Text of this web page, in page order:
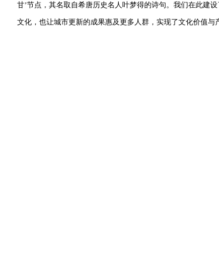
甘’节点，其名取自希唐历史名人叶梦得的诗句。我们在此建
文化，也让城市更新的成果惠及更多人群，实现了文化价值与